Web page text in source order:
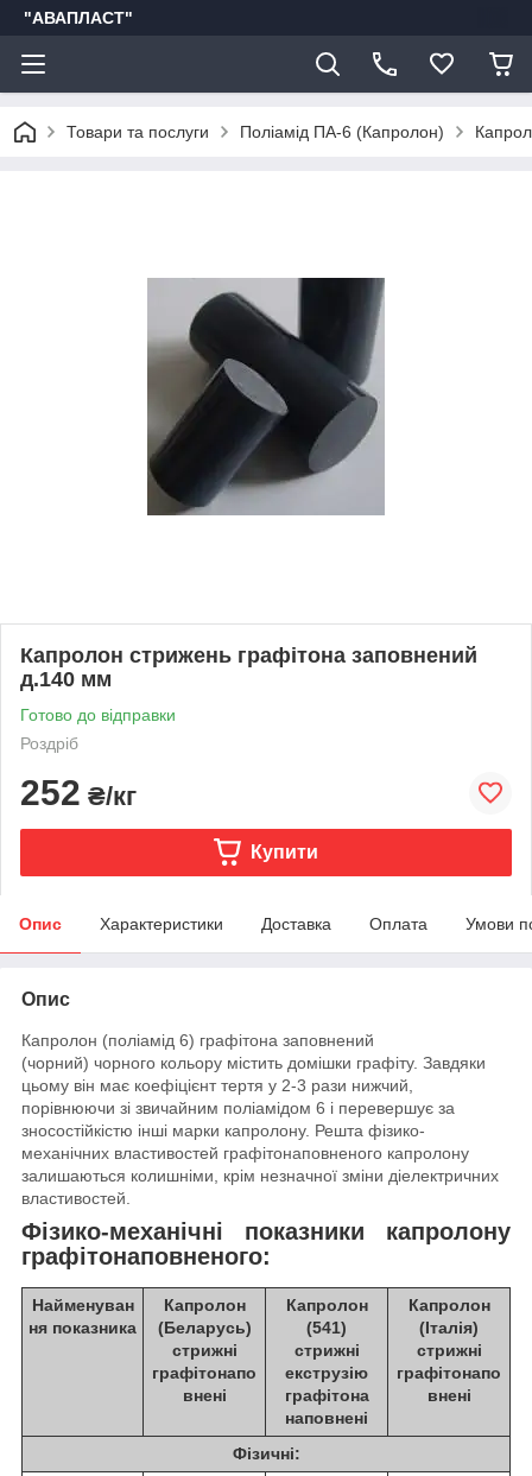
"АВАПЛАСТ"
Товари та послуги Поліамід ПА-6 (Капролон)
Капролон стрижень графітона заповнений
д.140 мм
Готово до відправки
Роздріб
252 ₴/кг
Купити
Опис Характеристики Доставка Оплата Умови
Опис
Капролон (поліамід 6) графітона заповнений
(чорний) чорного кольору містить домішки графіту. Завдяки
цьому він має коефіцієнт тертя у 2-3 рази нижчий,
порівнюючи зі звичайним поліамідом 6 і перевершує за
зносостійкістю інші марки капролону. Решта фізико-
механічних властивостей графітонаповненого капролону
залишаються колишніми, крім незначної зміни діелектричних
властивостей.
Фізико-механічні показники капролону
графітонаповненого:
Найменуван
ня показника
Капролон
(Беларусь)
стрижні
графітонапо
внені
Капролон
(541)
стрижні
екструзію
графітона
наповнені
Капролон
(Італія)
стрижні
графітонапо
внені
Фізичні: